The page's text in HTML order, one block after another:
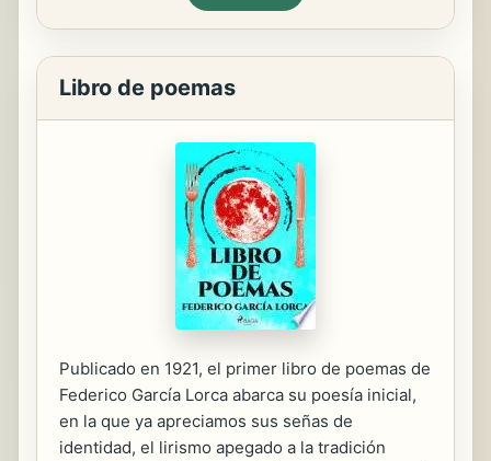
Libro de poemas
Publicado en 1921, el primer libro de poemas de
Federico García Lorca abarca su poesía inicial,
en la que ya apreciamos sus señas de
identidad, el lirismo apegado a la tradición